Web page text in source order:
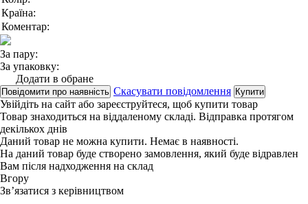
Країна:
Коментар:
За пару:
За упаковку:
Додати в обране
Повідомити про наявність Скасувати повідомлення Купити
Увійдіть на сайт або зареєструйтеся, щоб купити товар
Товар знаходиться на віддаленому складі. Відправка протягом
декількох днів
Даний товар не можна купити. Немає в наявності.
На даний товар буде створено замовлення, який буде відравлен
Вам після надходження на склад
Вгору
Зв’язатися з керівництвом